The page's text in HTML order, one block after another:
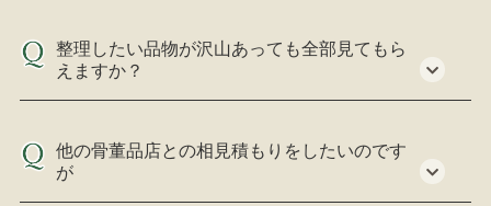
整理したい品物が沢山あっても全部見てもら
えますか？
他の骨董品店との相見積もりをしたいのです
が